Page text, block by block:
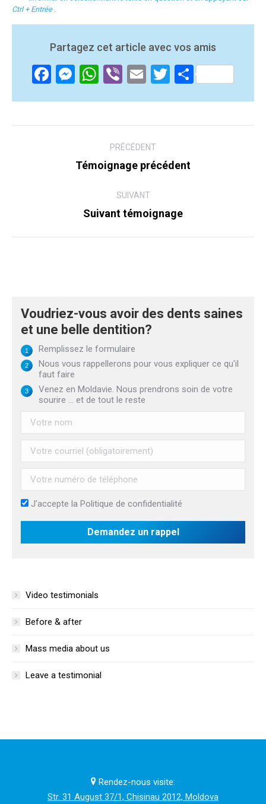
Ctrl + Entrée.
Partagez cet article avec vos amis
Facebook
Messenger
WhatsApp
ViberEmailTwitterPartager
PRÉCÉDENT
Post
Témoignage précédent
SUIVANT
Suivant
Suivant témoignage
Voudriez-vous avoir des dents saines
et une belle dentition?
Remplissez le formulaire
Nous vous rappellerons pour vous expliquer ce qu'il
faut faire
Venez en Moldavie. Nous prendrons soin de votre
sourire ... et de tout le reste
J'accepte la Politique de confidentialité
Video testimonials
Before & after
Mass media about us
Leave a testimonial
Rendez-nous visite:
Str. 31 August 37/1, Chisinau 2012, Moldova